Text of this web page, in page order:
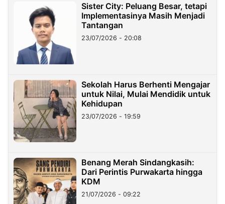
Sister City: Peluang Besar, tetapi
Implementasinya Masih Menjadi
Tantangan
23/07/2026 - 20:08
Sekolah Harus Berhenti Mengajar
untuk Nilai, Mulai Mendidik untuk
Kehidupan
23/07/2026 - 19:59
Benang Merah Sindangkasih:
Dari Perintis Purwakarta hingga
KDM
21/07/2026 - 09:22